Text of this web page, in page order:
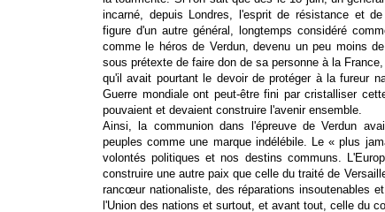
incarné, depuis Londres, l'esprit de résistance et
figure d'un autre général, longtemps considéré
comme le héros de Verdun, devenu un peu moins
sous prétexte de faire don de sa personne à la
qu'il avait pourtant le devoir de protéger à la fureur
Guerre mondiale ont peut-être fini par cristalliser
pouvaient et devaient construire l'avenir ensemble.
Ainsi, la communion dans l'épreuve de Verdun
peuples comme une marque indélébile. Le « plus
volontés politiques et nos destins communs.
construire une autre paix que celle du traité de
rancœur nationaliste, des réparations insoutenables
l'Union des nations et surtout, et avant tout, celle du